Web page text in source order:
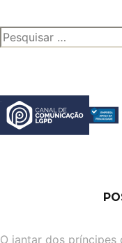
PESQUISAR
POR:
O jantar dos príncipes